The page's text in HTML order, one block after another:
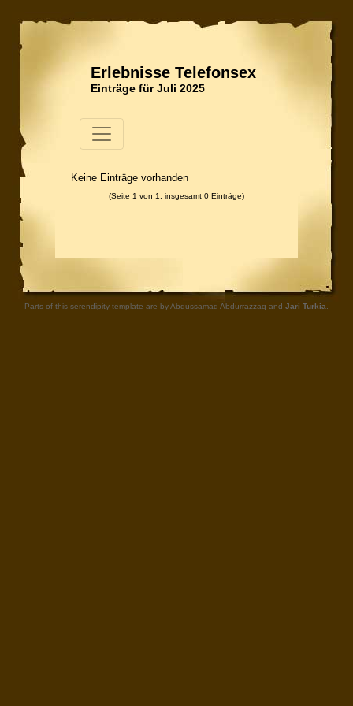
Erlebnisse Telefonsex
Einträge für Juli 2025
Keine Einträge vorhanden
(Seite 1 von 1, insgesamt 0 Einträge)
Parts of this serendipity template are by Abdussamad Abdurrazzaq and Jari Turkia